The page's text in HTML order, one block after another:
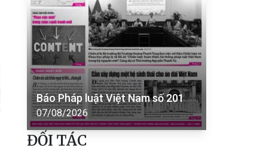
Báo Pháp luật Việt Nam số 201
07/08/2026
ĐỐI TÁC